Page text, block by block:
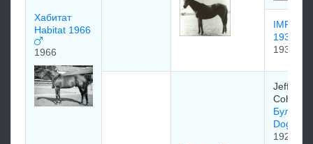
Хабитат
Habitat 1966
1966
1938
1938
Cohn
Булл
Dog)
1927